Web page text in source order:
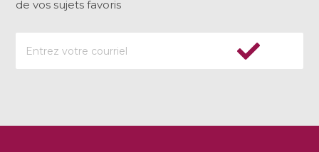
de vos sujets favoris